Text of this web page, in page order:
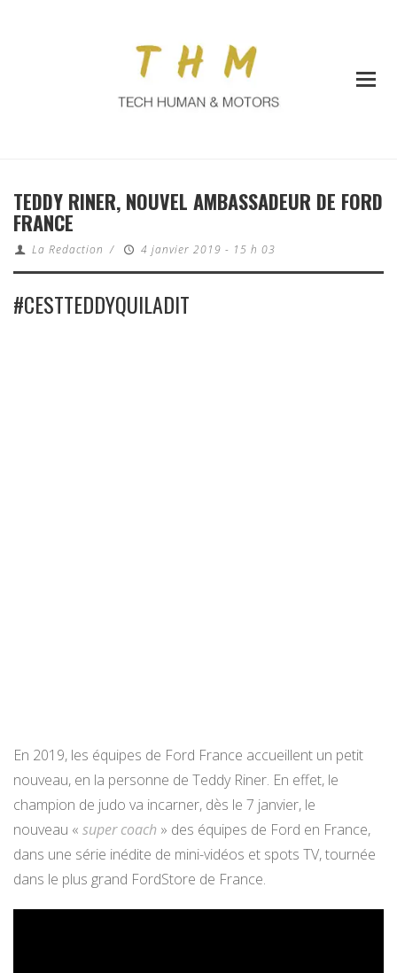
TEDDY RINER, NOUVEL AMBASSADEUR DE FORD
FRANCE
La Redaction / 4 janvier 2019 - 15 h 03
#CESTTEDDYQUILADIT
En 2019, les équipes de Ford France accueillent un petit
nouveau, en la personne de Teddy Riner. En effet, le
champion de judo va incarner, dès le 7 janvier, le
nouveau « super coach » des équipes de Ford en France,
dans une série inédite de mini-vidéos et spots TV, tournée
dans le plus grand FordStore de France.